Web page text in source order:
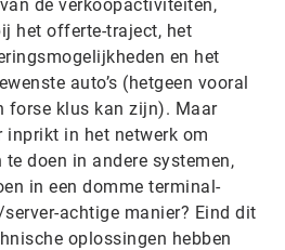
de verkoopactiviteiten,
het offerte-traject, het
en het
auto’s (hetgeen vooral
forse klus kan zijn). Maar
inprikt in het netwerk om
doen in andere systemen,
in een domme terminal-
achtige manier? Eind dit
oplossingen hebben